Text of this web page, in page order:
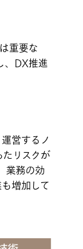
重要な
、DX推進
営するノ
リスクが
業務の効
増加して